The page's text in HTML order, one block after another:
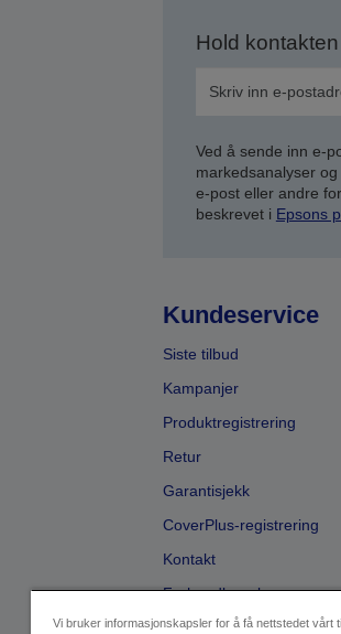
Hold
Ved å sende inn e-
markedsanalyser
e-post eller andre
beskrevet i Epsons
Kundeservice
Siste tilbud
Kampanjer
Produktregistrering
Retur
Garantisjekk
CoverPlus-registrering
Kontakt
Forhandlersøk
Vi bruker informasjonskapsler for å få nettstedet vårt